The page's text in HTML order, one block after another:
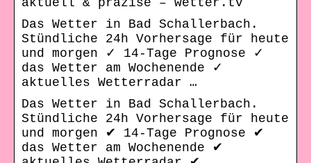
aktuell & präzise – wetter.tv
Das Wetter in Bad Schallerbach.
Stündliche 24h Vorhersage für heute
und morgen ✓ 14-Tage Prognose ✓
das Wetter am Wochenende ✓
aktuelles Wetterradar …
Das Wetter in Bad Schallerbach.
Stündliche 24h Vorhersage für heute
und morgen ✔ 14-Tage Prognose ✔
das Wetter am Wochenende ✔